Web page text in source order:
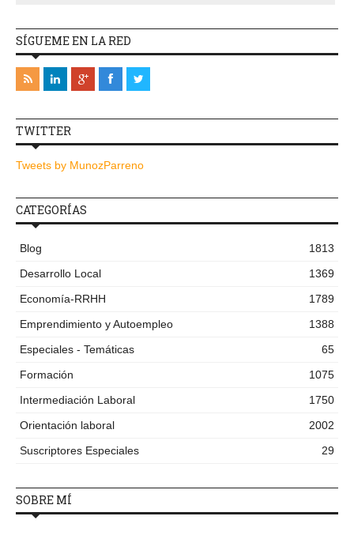
SÍGUEME EN LA RED
TWITTER
Tweets by MunozParreno
CATEGORÍAS
Blog
1813
Desarrollo Local
1369
Economía-RRHH
1789
Emprendimiento y Autoempleo
1388
Especiales - Temáticas
65
Formación
1075
Intermediación Laboral
1750
Orientación laboral
2002
Suscriptores Especiales
29
SOBRE MÍ